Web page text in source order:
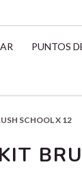
PUNTOS
SCHOOL X 12
KIT